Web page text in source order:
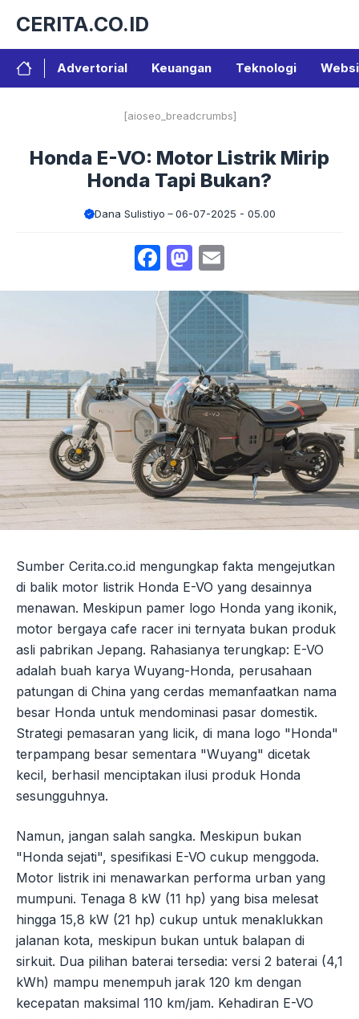
isi
CERITA.CO.ID
Advertorial Keuangan Teknologi
[aioseo_breadcrumbs]
Honda E-VO: Motor Listrik Mirip
Honda Tapi Bukan?
Dana Sulistiyo 06-07-2025 - 05.00
Facebook
Mastodon
Sumber Cerita.co.id mengungkap fakta mengejutkan
di balik motor listrik Honda E-VO yang desainnya
menawan. Meskipun pamer logo Honda yang ikonik,
motor bergaya cafe racer ini ternyata bukan produk
asli pabrikan Jepang. Rahasianya terungkap: E-VO
adalah buah karya Wuyang-Honda, perusahaan
patungan di China yang cerdas memanfaatkan nama
besar Honda untuk mendominasi pasar domestik.
Strategi pemasaran yang licik, di mana logo "Honda"
terpampang besar sementara "Wuyang" dicetak
kecil, berhasil menciptakan ilusi produk Honda
sesungguhnya.
Namun, jangan salah sangka. Meskipun bukan
"Honda sejati", spesifikasi E-VO cukup menggoda.
Motor listrik ini menawarkan performa urban yang
mumpuni. Tenaga 8 kW (11 hp) yang bisa melesat
hingga 15,8 kW (21 hp) cukup untuk menaklukkan
jalanan kota, meskipun bukan untuk balapan di
sirkuit. Dua pilihan baterai tersedia: versi 2 baterai (4,1
kWh) mampu menempuh jarak 120 km dengan
kecepatan maksimal 110 km/jam. Kehadiran E-VO